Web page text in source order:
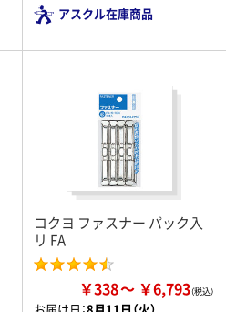
アスクル在庫商品
コクヨ ファスナー パック入
リ FA
￥338 ￥6,793
お届け日：8月11日（火）